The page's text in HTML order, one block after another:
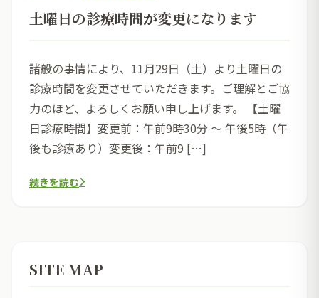
土曜日の診療時間が変更になります
諸般の事情により、11月29日（土）より土曜日の
診療時間を変更させていただきます。ご理解とご協
力のほど、よろしくお願い申し上げます。 【土曜
日診療時間】変更前：午前9時30分 ～ 午後5時（午
後も診療あり）変更後：午前9 […]
続きを読む
SITE MAP